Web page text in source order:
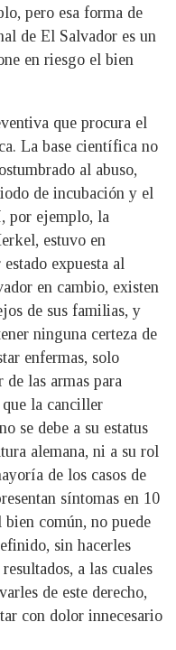
pero esa forma de
de El Salvador es un
en riesgo el bien
que procura el
La base científica no
al abuso,
de incubación y el
por ejemplo, la
estuvo en
expuesta al
en cambio, existen
de sus familias, y
ninguna certeza de
enfermas, solo
las armas para
la canciller
se debe a su estatus
alemana, ni a su rol
de los casos de
síntomas en 10
común, no puede
sin hacerles
a las cuales
de este derecho,
con dolor innecesario